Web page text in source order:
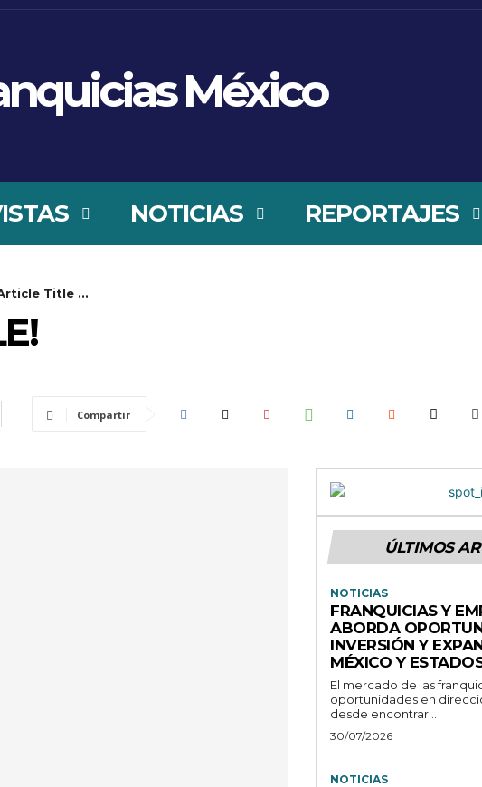
México
NOTICIAS REPORTAJES
Title ...
Compartir
ÚLTIMOS
NOTICIAS
FRANQUICIAS Y
ABORDA
INVERSIÓN Y
MÉXICO Y
El mercado de las
oportunidades en
desde encontrar...
30/07/2026
NOTICIAS